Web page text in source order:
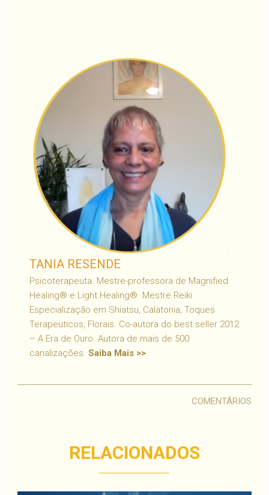
TANIA RESENDE
Psicoterapeuta. Mestre-professora de Magnified
Healing® e Light Healing®. Mestre Reiki.
Especialização em Shiatsu, Calatonia, Toques
Terapeuticos, Florais. Co-autora do best seller 2012
– A Era de Ouro. Autora de mais de 500
canalizações. Saiba Mais >>
COMENTÁRIOS
RELACIONADOS